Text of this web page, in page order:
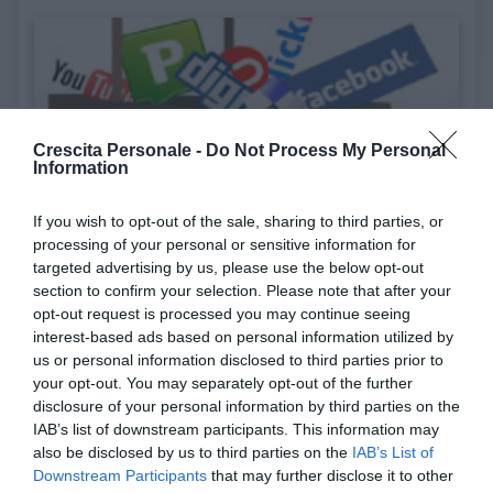
Crescita Personale - Do Not Process My Personal
Information
If you wish to opt-out of the sale, sharing to third parties, or
processing of your personal or sensitive information for
targeted advertising by us, please use the below opt-out
section to confirm your selection. Please note that after your
opt-out request is processed you may continue seeing
interest-based ads based on personal information utilized by
us or personal information disclosed to third parties prior to
your opt-out. You may separately opt-out of the further
disclosure of your personal information by third parties on the
IAB’s list of downstream participants. This information may
also be disclosed by us to third parties on the IAB’s List of
Downstream Participants that may further disclose it to other
Facebook e il lavoro: come trovare
occupazione grazie al social networ...
Facebook e il lavoro: due termini in apparente contrasto ma che oggi
rappresentano il nuov...